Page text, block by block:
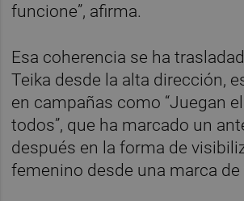
funcione”, afirma.
Esa coherencia se ha
Teika desde la alta dirección,
en campañas como “Juegan
todos”, que ha marcado un
después en la forma de
femenino desde una marca de